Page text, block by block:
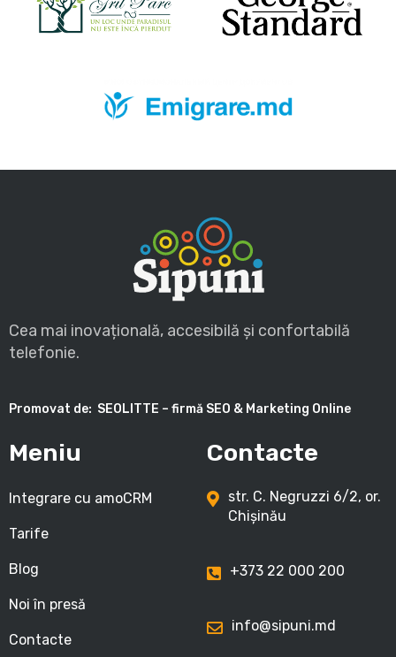
Cea mai inovațională, accesibilă și confortabilă
telefonie.
Promovat de: SEOLITTE – firmă SEO & Marketing Online
Meniu
Integrare cu amoCRM
Tarife
Blog
Noi în presă
Contacte
Contacte
str. C. Negruzzi 6/2, or.
Chișinău
+373 22 000 200
info@sipuni.md